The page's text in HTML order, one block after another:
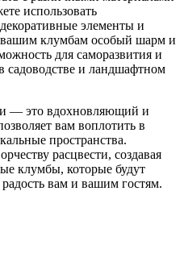
использовать
элементы и
вашим клумбам особый шарм и
для саморазвития и
садоводстве и ландшафтном
— это вдохновляющий и
вам воплотить в
пространства.
расцвести, создавая
клумбы, которые будут
вам и вашим гостям.